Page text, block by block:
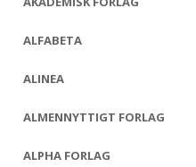
ALFABETA
ALINEA
ALMENNYTTIGT FORLAG
ALPHA FORLAG